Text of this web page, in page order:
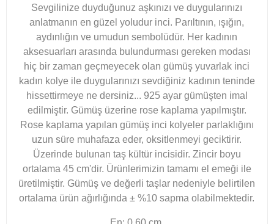
Sevgilinize duyduğunuz aşkınızı ve duygularınızı
anlatmanın en güzel yoludur inci. Parıltının, ışığın,
aydınlığın ve umudun sembolüdür. Her kadının
aksesuarları arasında bulundurması gereken modası
hiç bir zaman geçmeyecek olan gümüş yuvarlak inci
kadın kolye ile duygularınızı sevdiğiniz kadının teninde
hissettirmeye ne dersiniz... 925 ayar gümüşten imal
edilmiştir. Gümüş üzerine rose kaplama yapılmıştır.
Rose kaplama yapılan gümüş inci kolyeler parlaklığını
uzun süre muhafaza eder, oksitlenmeyi geciktirir.
Üzerinde bulunan taş kültür incisidir. Zincir boyu
ortalama 45 cm'dir. Ürünlerimizin tamamı el emeği ile
üretilmiştir. Gümüş ve değerli taşlar nedeniyle belirtilen
ortalama ürün ağırlığında ± %10 sapma olabilmektedir.